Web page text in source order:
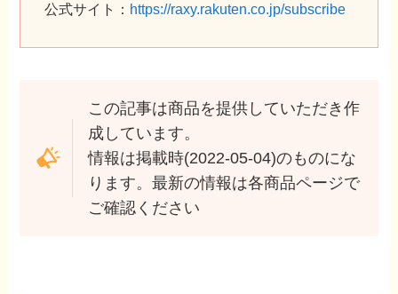
公式サイト： https://raxy.rakuten.co.jp/subscribe
この記事は商品を提供していただき作
成しています。
情報は掲載時(2022-05-04)のものにな
ります。最新の情報は各商品ページで
ご確認ください